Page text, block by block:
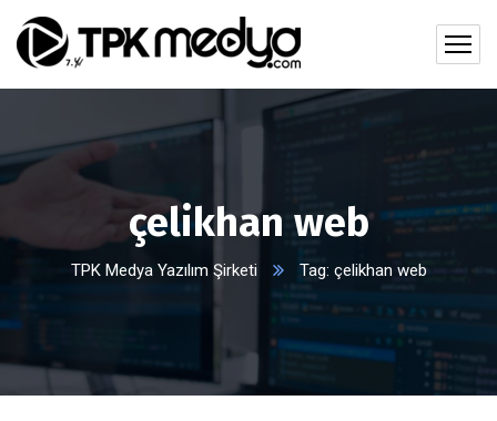
çelikhan web
TPK Medya Yazılım Şirketi Tag: çelikhan web